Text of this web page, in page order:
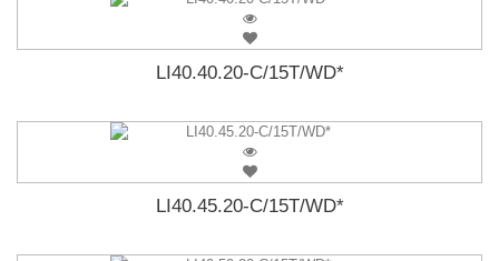
LI40.40.20-C/15T/WD*
LI40.45.20-C/15T/WD*